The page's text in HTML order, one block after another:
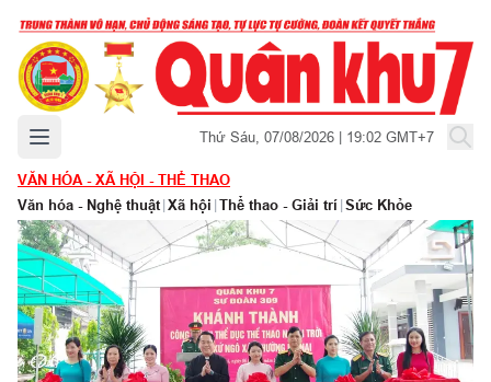
Mở menu chính Thứ Sáu, 07/08/2026 | 19:02 GMT+7
VĂN HÓA - XÃ HỘI - THỂ THAO
Văn hóa - Nghệ thuật|Xã hội |Thể thao - Giải trí|Sức Khỏe